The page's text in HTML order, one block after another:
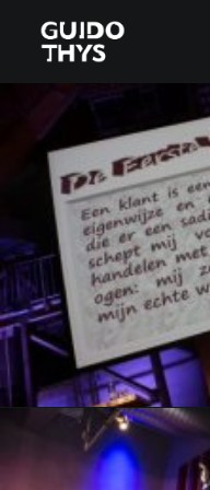
Dit is de meest
betekent
hoogste gehalte.
zich dat ze eigenlijk
details” waar
De sessie leidt
ongeacht de
persoonlijk en
aansprakelijk is voor
bedrijf/de